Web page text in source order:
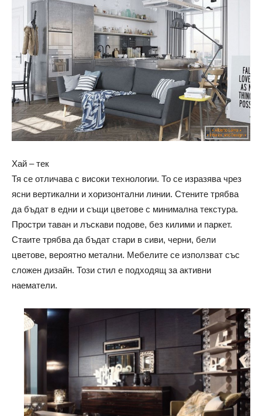
Хай – тек
Тя се отличава с високи технологии. То се изразява чрез
ясни вертикални и хоризонтални линии. Стените трябва
да бъдат в едни и същи цветове с минимална текстура.
Простри таван и лъскави подове, без килими и паркет.
Стаите трябва да бъдат стари в сиви, черни, бели
цветове, вероятно метални. Мебелите се използват със
сложен дизайн. Този стил е подходящ за активни
наематели.